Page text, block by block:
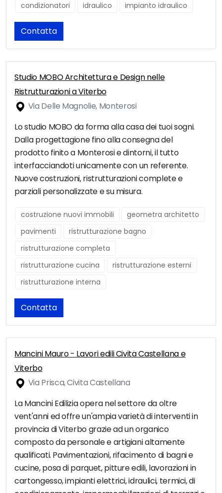
condizionatori idraulico impianto idraulico
Contatta
Studio MOBO Architettura e Design nelle
Ristrutturazioni a Viterbo
Via Delle Magnolie, Monterosi
Lo studio MOBO da forma alla casa dei tuoi sogni.
Dalla progettagione fino alla consegna del
prodotto finito a Monterosi e dintorni, il tutto
interfacciandoti unicamente con un referente.
Nuove costruzioni, ristrutturazioni complete e
parziali personalizzate e su misura.
costruzione nuovi immobili
geometra architetto
pavimenti
ristrutturazione bagno
ristrutturazione completa
ristrutturazione cucina
ristrutturazione esterni
ristrutturazione interna
Contatta
Mancini Mauro - Lavori edili Civita Castellana e
Viterbo
Via Prisca, Civita Castellana
La Mancini Edilizia opera nel settore da oltre
vent'anni ed offre un'ampia varietà di interventi in
provincia di Viterbo grazie ad un organico
composto da personale e artigiani altamente
qualificati. Pavimentazioni, rifacimento di bagni e
cucine, posa di parquet, pitture edili, lavorazioni in
cartongesso, impianti elettrici, idraulici, termici, di